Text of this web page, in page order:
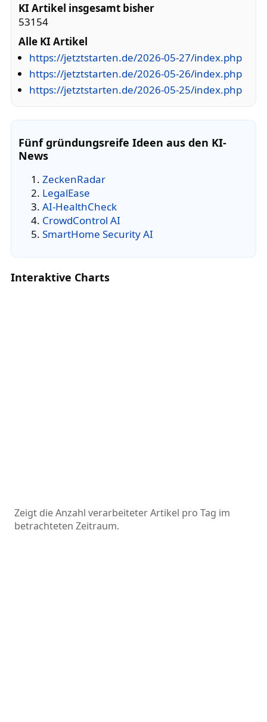
KI Artikel insgesamt bisher
53154
Alle KI Artikel
https://jetztstarten.de/2026-05-27/index.php
https://jetztstarten.de/2026-05-26/index.php
https://jetztstarten.de/2026-05-25/index.php
Fünf gründungsreife Ideen aus den KI-
News
ZeckenRadar
LegalEase
AI-HealthCheck
CrowdControl AI
SmartHome Security AI
Interaktive Charts
Zeigt die Anzahl verarbeiteter Artikel pro Tag im
betrachteten Zeitraum.